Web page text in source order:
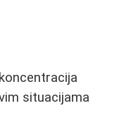
situacijama